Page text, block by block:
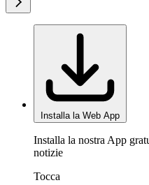
Installa la Web App
Installa la nostra App
notizie
Tocca